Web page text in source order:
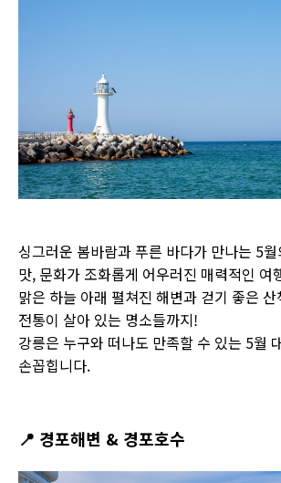
싱그러운 봄바람과 푸른 바다가 만나는 5
맛, 문화가 조화롭게 어우러진 매력적인 여
맑은 하늘 아래 펼쳐진 해변과 걷기 좋은
전통이 살아 있는 명소들까지!
강릉은 누구와 떠나도 만족할 수 있는 5월
손꼽힙니다.
📍 경포해변 & 경포호수